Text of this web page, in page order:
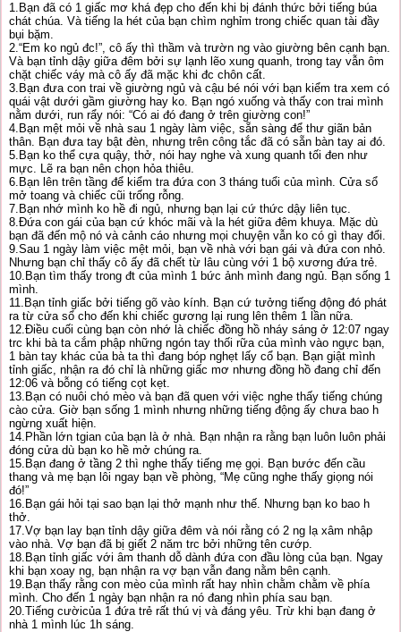
1.Bạn đã có 1 giấc mơ khá đẹp cho đến khi bị đánh thức bởi tiếng búa
chát chúa. Và tiếng la hét của bạn chìm nghỉm trong chiếc quan tài đầy
bụi bặm.
2.“Em ko ngủ đc!”, cô ấy thì thầm và trườn ng vào giường bên cạnh bạn.
Và bạn tỉnh dậy giữa đêm bởi sự lạnh lẽo xung quanh, trong tay vẫn ôm
chặt chiếc váy mà cô ấy đã mặc khi đc chôn cất.
3.Bạn đưa con trai về giường ngủ và cậu bé nói với bạn kiểm tra xem có
quái vật dưới gầm giường hay ko. Bạn ngó xuống và thấy con trai mình
nằm dưới, run rẩy nói: “Có ai đó đang ở trên giường con!”
4.Bạn mệt mỏi về nhà sau 1 ngày làm việc, sẵn sàng để thư giãn bản
thân. Bạn đưa tay bật đèn, nhưng trên công tắc đã có sẵn bàn tay ai đó.
5.Bạn ko thể cựa quậy, thở, nói hay nghe và xung quanh tối đen như
mực. Lẽ ra bạn nên chọn hỏa thiêu.
6.Bạn lên trên tầng để kiểm tra đứa con 3 tháng tuổi của mình. Cửa sổ
mở toang và chiếc cũi trống rỗng.
7.Bạn nhớ mình ko hề đi ngủ, nhưng bạn lại cứ thức dậy liên tục.
8.Đứa con gái của bạn cứ khóc mãi và la hét giữa đêm khuya. Mặc dù
bạn đã đến mộ nó và cảnh cáo nhưng mọi chuyện vẫn ko có gì thay đổi.
9.Sau 1 ngày làm việc mệt mỏi, bạn về nhà với bạn gái và đứa con nhỏ.
Nhưng bạn chỉ thấy cô ấy đã chết từ lâu cùng với 1 bộ xương đứa trẻ.
10.Bạn tìm thấy trong đt của mình 1 bức ảnh mình đang ngủ. Bạn sống 1
mình.
11.Bạn tỉnh giấc bởi tiếng gõ vào kính. Bạn cứ tưởng tiếng động đó phát
ra từ cửa sổ cho đến khi chiếc gương lại rung lên thêm 1 lần nữa.
12.Điều cuối cùng bạn còn nhớ là chiếc đồng hồ nháy sáng ở 12:07 ngay
trc khi bà ta cắm phập những ngón tay thối rữa của mình vào ngực bạn,
1 bàn tay khác của bà ta thì đang bóp nghẹt lấy cổ bạn. Bạn giật mình
tỉnh giấc, nhận ra đó chỉ là những giấc mơ nhưng đồng hồ đang chỉ đến
12:06 và bỗng có tiếng cọt kẹt.
13.Bạn có nuôi chó mèo và bạn đã quen với việc nghe thấy tiếng chúng
cào cửa. Giờ bạn sống 1 mình nhưng những tiếng động ấy chưa bao h
ngừng xuất hiện.
14.Phần lớn tgian của bạn là ở nhà. Bạn nhận ra rằng bạn luôn luôn phải
đóng cửa dù bạn ko hề mở chúng ra.
15.Bạn đang ở tầng 2 thì nghe thấy tiếng mẹ gọi. Bạn bước đến cầu
thang và mẹ bạn lôi ngay bạn về phòng, “Mẹ cũng nghe thấy giọng nói
đó!”
16.Bạn gái hỏi tại sao bạn lại thở mạnh như thế. Nhưng bạn ko bao h
thở.
17.Vợ bạn lay bạn tỉnh dậy giữa đêm và nói rằng có 2 ng lạ xâm nhập
vào nhà. Vợ bạn đã bị giết 2 năm trc bởi những tên cướp.
18.Bạn tỉnh giấc với âm thanh dỗ dành đứa con đầu lòng của bạn. Ngay
khi bạn xoay ng, bạn nhận ra vợ bạn vẫn đang nằm bên cạnh.
19.Bạn thấy rằng con mèo của mình rất hay nhìn chằm chằm về phía
mình. Cho đến 1 ngày bạn nhận ra nó đang nhìn phía sau bạn.
20.Tiếng cườicủa 1 đứa trẻ rất thú vị và đáng yêu. Trừ khi bạn đang ở
nhà 1 mình lúc 1h sáng.